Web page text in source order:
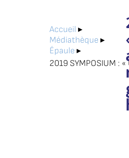
Accueil ▸
Médiathèque ▸
Épaule ▸